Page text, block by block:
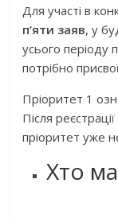
Для участі в
п’яти заяв, у
усього періоду
потрібно
Пріоритет 1
Після
пріоритет уже
Хто